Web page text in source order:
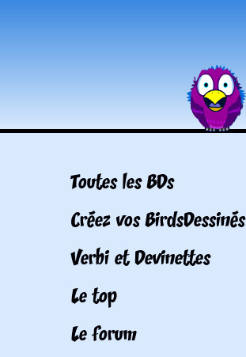
Toutes les BDs
Créez vos BirdsDessinés
Verbi et Devinettes
Le top
Le forum